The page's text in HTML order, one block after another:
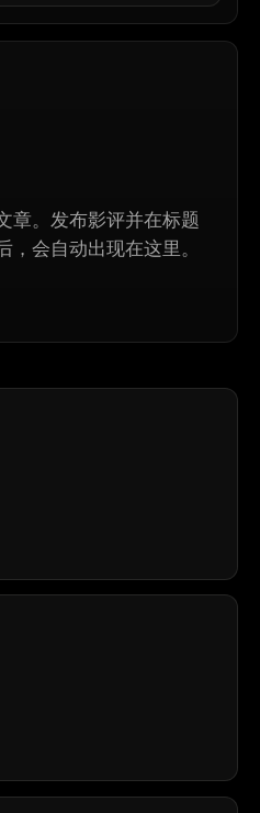
章。发布影评并在标题
会自动出现在这里。